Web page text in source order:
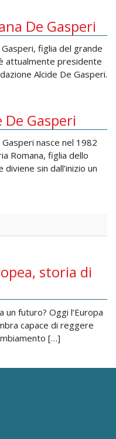
De Gasperi
figlia del grande
attualmente presidente
Alcide De Gasperi.
De Gasperi
nasce nel 1982
Romana, figlia dello
sin dall’inizio un
storia di
un futuro? Oggi l’Europa
capace di reggere
[…]